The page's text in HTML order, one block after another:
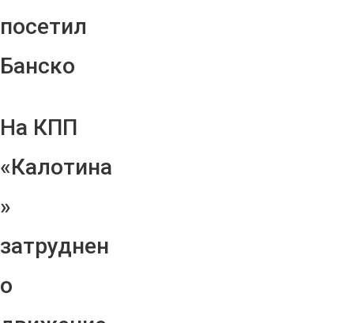
посетил
Банско
На КПП
«Калотина
»
затруднен
о